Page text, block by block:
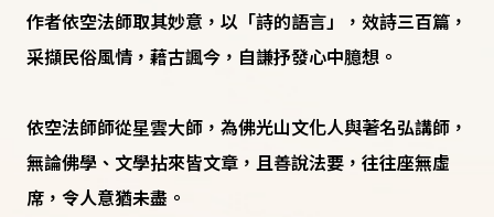
作者依空法師取其妙意，以「詩的語言」，效詩三百篇，
采擷民俗風情，藉古諷今，自謙抒發心中臆想。
依空法師師從星雲大師，為佛光山文化人與著名弘講師，
無論佛學、文學拈來皆文章，且善說法要，往往座無虛
席，令人意猶未盡。